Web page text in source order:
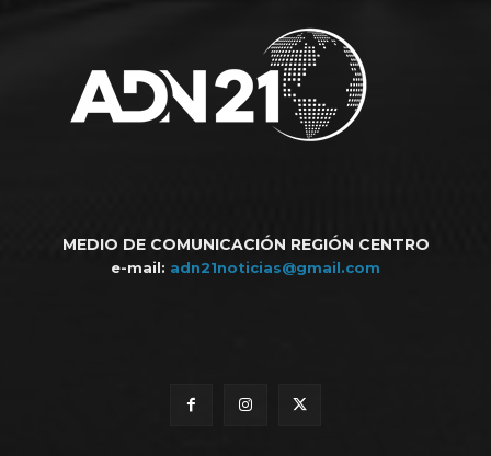
MEDIO DE COMUNICACIÓN REGIÓN CENTRO
e-mail: adn21noticias@gmail.com